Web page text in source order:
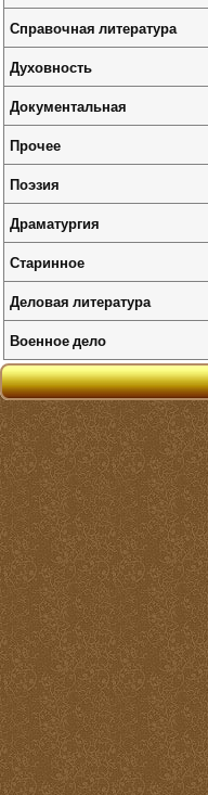
Справочная литература
Духовность
Документальная
Прочее
Поэзия
Драматургия
Старинное
Деловая литература
Военное дело